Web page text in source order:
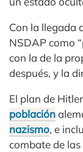
Con la llegada
NSDAP como
con la de la
después, y la
El plan de
población
nazismo, e
combate de las